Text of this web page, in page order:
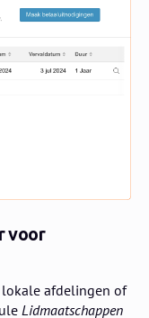
voor
lokale afdelingen of
Lidmaatschappen